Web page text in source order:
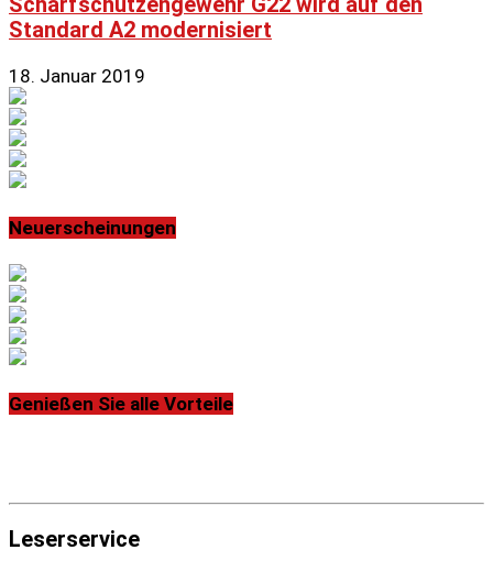
Scharfschützengewehr G22 wird auf den
Standard A2 modernisiert
18. Januar 2019
Neuerscheinungen
Genießen Sie alle Vorteile
Leserservice